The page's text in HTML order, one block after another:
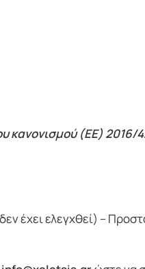
κανονισμού (ΕΕ) 2016/
έχει ελεγχθεί) –